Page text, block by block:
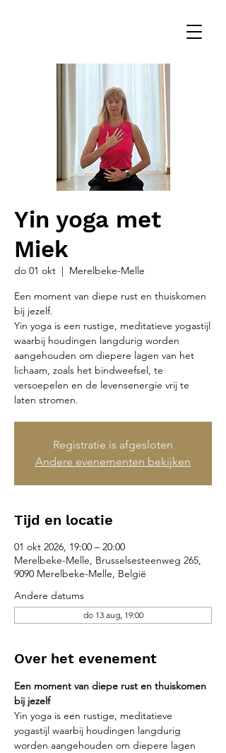
Yin yoga met
Miek
do 01 okt
  |
Merelbeke-Melle
Een moment van diepe rust en thuiskomen
bij jezelf.
Yin yoga is een rustige, meditatieve yogastijl
waarbij houdingen langdurig worden
aangehouden om diepere lagen van het
lichaam, zoals het bindweefsel, te
versoepelen en de levensenergie vrij te
laten stromen.
Registratie is afgesloten
Andere evenementen bekijken
Tijd en locatie
01 okt 2026, 19:00 – 20:00
Merelbeke-Melle, Brusselsesteenweg 265,
9090 Merelbeke-Melle, België
Andere datums
do 13 aug, 19:00
Over het evenement
Een moment van diepe rust en thuiskomen
bij jezelf
Yin yoga is een rustige, meditatieve
yogastijl waarbij houdingen langdurig
worden aangehouden om diepere lagen